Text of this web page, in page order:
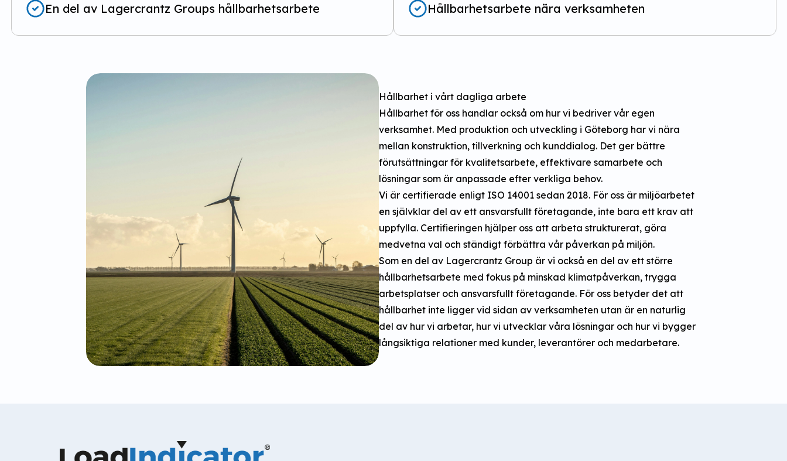
En del av Lagercrantz Groups hållbarhetsarbete Hållbarhetsarbete nära verksamheten
Hållbarhet i vårt dagliga arbete
Hållbarhet för oss handlar också om hur vi bedriver vår egen
verksamhet. Med produktion och utveckling i Göteborg har vi nära
mellan konstruktion, tillverkning och kunddialog. Det ger bättre
förutsättningar för kvalitetsarbete, effektivare samarbete och
lösningar som är anpassade efter verkliga behov.
Vi är certifierade enligt ISO 14001 sedan 2018. För oss är miljöarbetet
en självklar del av ett ansvarsfullt företagande, inte bara ett krav att
uppfylla. Certifieringen hjälper oss att arbeta strukturerat, göra
medvetna val och ständigt förbättra vår påverkan på miljön.
Som en del av Lagercrantz Group är vi också en del av ett större
hållbarhetsarbete med fokus på minskad klimatpåverkan, trygga
arbetsplatser och ansvarsfullt företagande. För oss betyder det att
hållbarhet inte ligger vid sidan av verksamheten utan är en naturlig
del av hur vi arbetar, hur vi utvecklar våra lösningar och hur vi bygger
långsiktiga relationer med kunder, leverantörer och medarbetare.